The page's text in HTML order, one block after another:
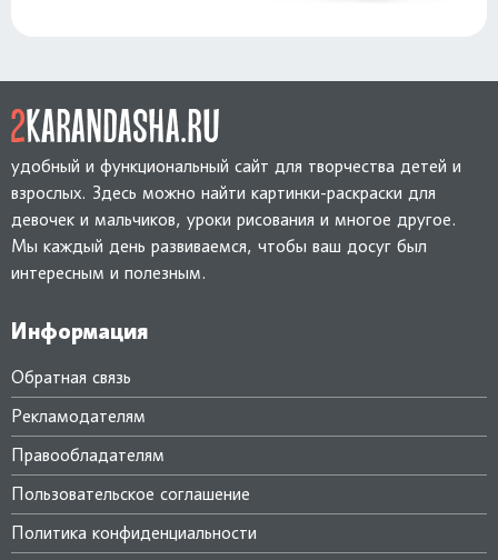
удобный и функциональный сайт для творчества детей и
взрослых. Здесь можно найти картинки-раскраски для
девочек и мальчиков, уроки рисования и многое другое.
Мы каждый день развиваемся, чтобы ваш досуг был
интересным и полезным.
Информация
Обратная связь
Рекламодателям
Правообладателям
Пользовательское соглашение
Политика конфиденциальности